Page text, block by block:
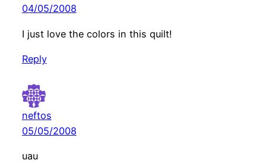
04/05/2008
I just love the colors in this quilt!
Reply
neftos
05/05/2008
uau